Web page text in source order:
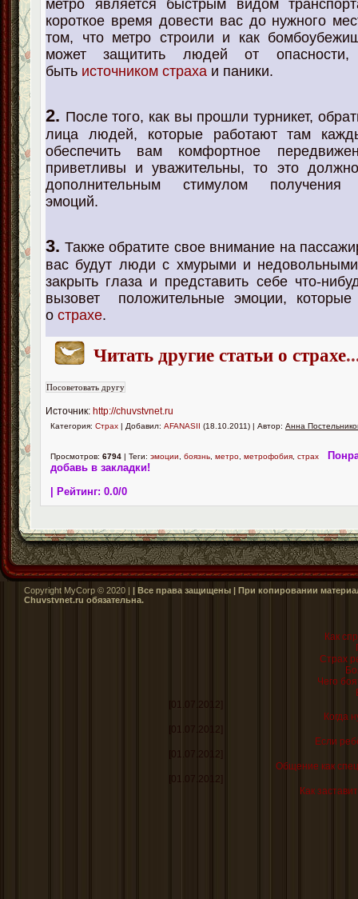
метро является быстрым видом
короткое время довести вас до нужного
том, что метро строили и как
может защитить людей от
быть источником страха и паники.
2. После того, как вы прошли турникет,
лица людей, которые работают там
обеспечить вам комфортное
приветливы и уважительны, то это
дополнительным стимулом получения
эмоций.
3. Также обратите свое внимание на
вас будут люди с хмурыми и
закрыть глаза и представить себе что-
вызовет положительные эмоции, которые
о страхе.
Читать другие статьи о страхе
Источник: http://chuvstvnet.ru
Категория: Страх | Добавил: AFANASII (18.10.2011) | Автор: Анна
Просмотров: 6794 | Теги: эмоции боязнь метро метрофобия страх
добавь в закладки!
| Рейтинг: 0.0/0
Copyright MyCorp © 2020 | | Все права защищены | При копировании
Сhuvstvnet.ru обязательна.
Как
Страх
Чего
[01.07.2012]
Когда
[01.07.2012]
Если
[01.07.2012]
Общение как
[01.07.2012]
Как